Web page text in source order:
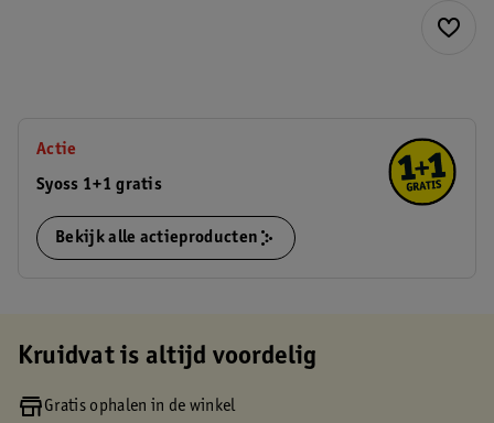
Actie
Syoss 1+1 gratis
Bekijk alle actieproducten
Kruidvat is altijd voordelig
Gratis ophalen in de winkel